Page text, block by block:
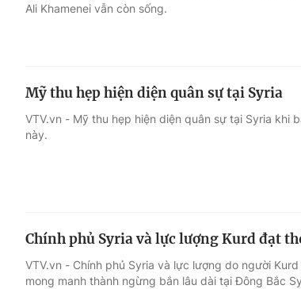
Điện ảnh
Âm nhạc
Sao
Làm đẹp
Ali Khamenei vẫn còn sống.
Mỹ thu hẹp hiện diện quân sự tại Syria
VTV.vn - Mỹ thu hẹp hiện diện quân sự tại Syria khi
này.
Chính phủ Syria và lực lượng Kurd đạt
VTV.vn - Chính phủ Syria và lực lượng do người
mong manh thành ngừng bắn lâu dài tại Đông Bắc